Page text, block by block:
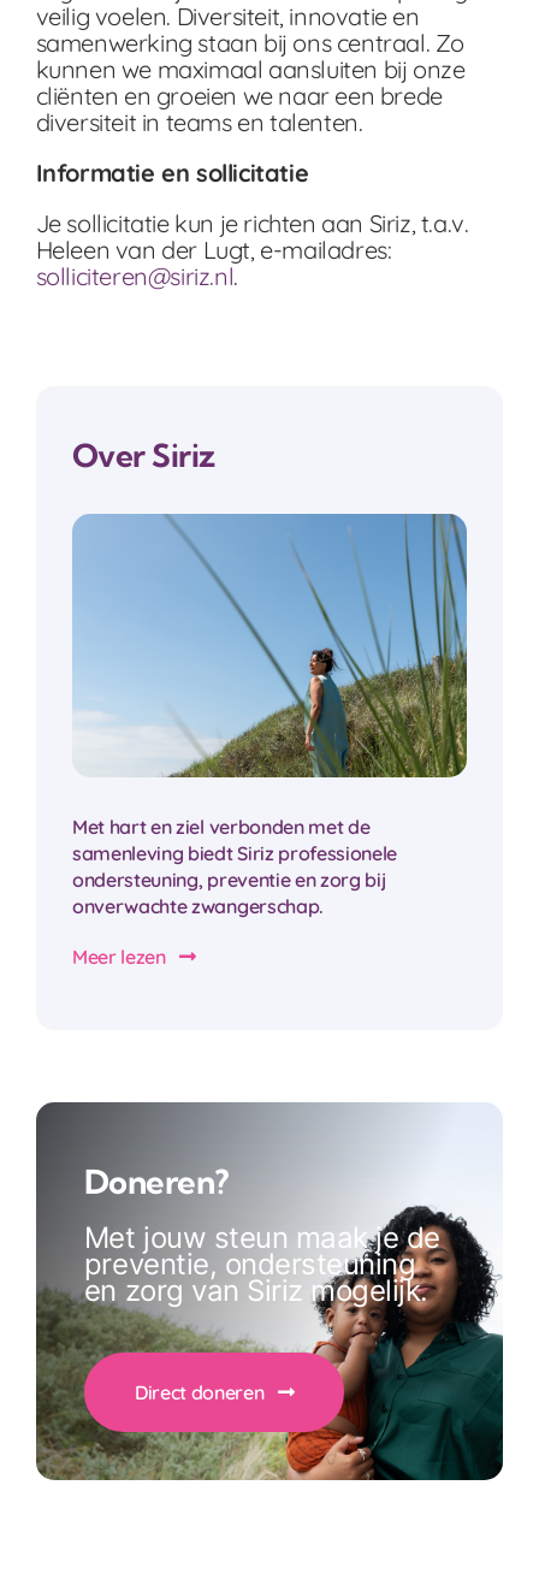
veilig voelen. Diversiteit, innovatie en
samenwerking staan bij ons centraal. Zo
kunnen we maximaal aansluiten bij onze
cliënten en groeien we naar een brede
diversiteit in teams en talenten.
Informatie en sollicitatie
Je sollicitatie kun je richten aan Siriz, t.a.v.
Heleen van der Lugt, e-mailadres:
solliciteren@siriz.nl.
Over Siriz
Met hart en ziel verbonden met de
samenleving biedt Siriz professionele
ondersteuning, preventie en zorg bij
onverwachte zwangerschap.
Meer lezen
Doneren?
Met jouw steun maak je de
preventie, ondersteuning
en zorg van Siriz mogelijk.
Direct doneren